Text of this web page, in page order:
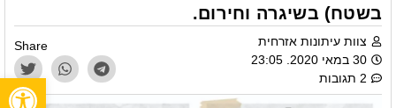
בשטח) בשיגרה וחירום.
צוות עיתונות אזרחית
30 במאי 2020. 23:05
2 תגובות
Share